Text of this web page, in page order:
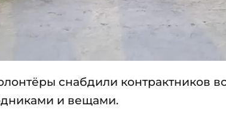
снабдили контрактников
и вещами.